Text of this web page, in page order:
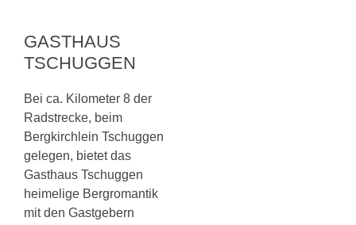
GASTHAUS
TSCHUGGEN
Bei ca. Kilometer 8 der
Radstrecke, beim
Bergkirchlein Tschuggen
gelegen, bietet das
Gasthaus Tschuggen
heimelige Bergromantik
mit den Gastgebern